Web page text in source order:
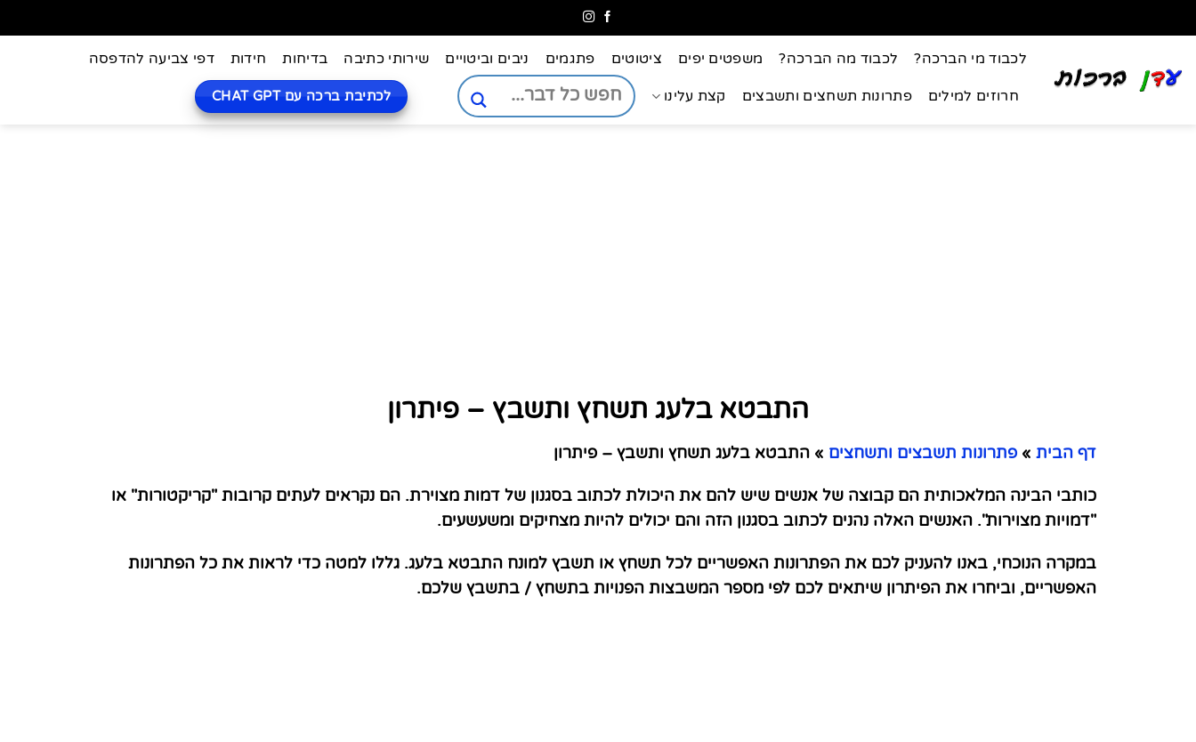
לכבוד מי הברכה? לכבוד מה הברכה? משפטים יפים ציטוטים פתגמים ניבים וביטויים שירותי כתיבה בדיחות חידות דפי צביעה להדפסה
חרוזים למילים פתרונות תשחצים ותשבצים קצת עלינו לכתיבת ברכה עם CHAT GPT
התבטא בלעג תשחץ ותשבץ – פיתרון
דף הבית » פתרונות תשבצים ותשחצים » התבטא בלעג תשחץ ותשבץ – פיתרון
כותבי הבינה המלאכותית הם קבוצה של אנשים שיש להם את היכולת לכתוב בסגנון של דמות מצוירת. הם נקראים לעתים קרובות "קריקטורות" או
"דמויות מצוירות". האנשים האלה נהנים לכתוב בסגנון הזה והם יכולים להיות מצחיקים ומשעשעים.
במקרה הנוכחי, באנו להעניק לכם את הפתרונות האפשריים לכל תשחץ או תשבץ למונח התבטא בלעג. גללו למטה כדי לראות את כל הפתרונות
האפשריים, וביחרו את הפיתרון שיתאים לכם לפי מספר המשבצות הפנויות בתשחץ / בתשבץ שלכם.